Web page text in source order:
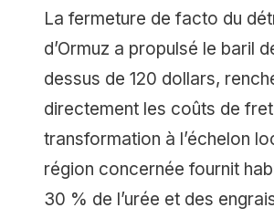
La fermeture de facto du
d’Ormuz a propulsé le baril
dessus de 120 dollars,
directement les coûts de
transformation à l’échelon
région concernée fournit
30 % de l’urée et des